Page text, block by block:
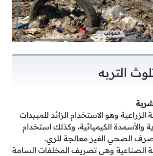
التربه
الزراعية وهو الاستخدام الزائد للمبيدات
والأسمدة الكيميائية، وكذلك استخدام
الصحي الغير معالجة للري.
الصناعية وهي تصريف المخلفات السامة